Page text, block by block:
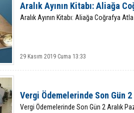
Aralık Ayının Kitabı: Aliağa
Aralık Ayının Kitabı: Aliağa Coğrafya
29 Kasım 2019 Cuma 13:33
Vergi Ödemelerinde Son Gün
Vergi Ödemelerinde Son Gün 2 Aralık